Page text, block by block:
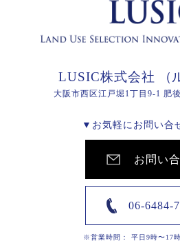
LUSIC株式会社 （
大阪市西区江戸堀1丁目9-1 肥
▼お気軽にお問い合
お問い
06-6484-
※営業時間： 平日9時〜17